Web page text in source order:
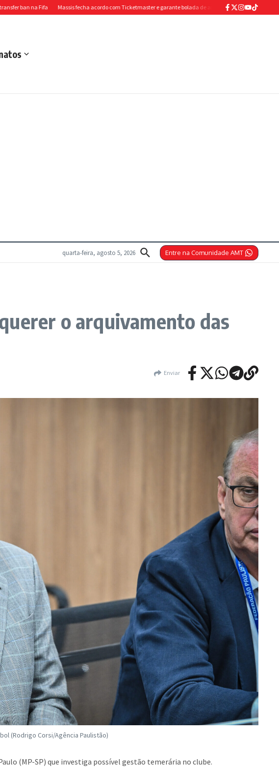
na Fifa Massis fecha acordo com Ticketmaster e garante bolada de antecipação para abastecer os cofres
quarta-feira, agosto 5, 2026 Entre na Comunidade AMT
o arquivamento das
Enviar
(Rodrigo Corsi/Agência Paulistão)
(MP-SP) que investiga possível gestão temerária no clube.